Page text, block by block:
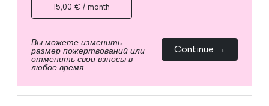
15,00 € / month
Вы можете изменить
размер пожертвований или
отменить свои взносы в
любое время
Continue →